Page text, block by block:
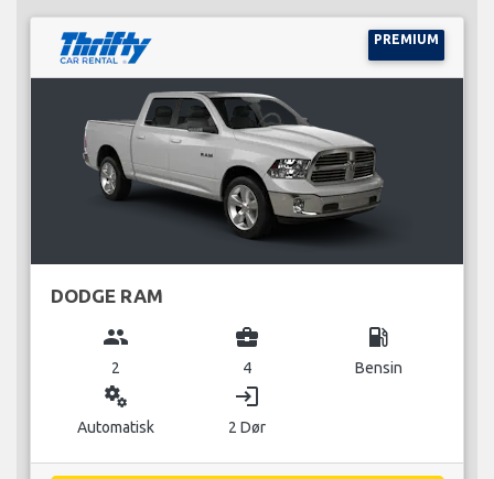
PREMIUM
DODGE RAM
group
2
business_center
4
local_gas_station
Bensin
miscellaneous_services
Automatisk
login
2 Dør